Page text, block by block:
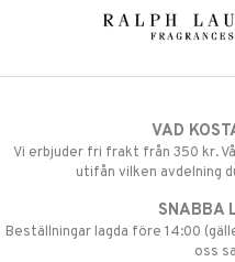
VAD
Vi erbjuder fri frakt från 350 kr.
utifån vilken avdelning
SNABBA
Beställningar lagda före 14:00
oss